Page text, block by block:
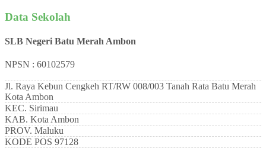
Data Sekolah
SLB Negeri Batu Merah Ambon
NPSN : 60102579
Jl. Raya Kebun Cengkeh RT/RW 008/003 Tanah Rata Batu Merah
Kota Ambon
KEC. Sirimau
KAB. Kota Ambon
PROV. Maluku
KODE POS 97128